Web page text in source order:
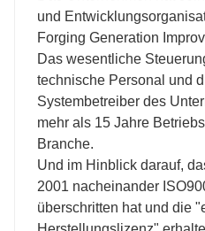
und
Forging Generation
Das wesentliche
technische Personal und
Systembetreiber des
mehr als 15 Jahre
Branche.
Und im Hinblick darauf,
2001 nacheinander
überschritten hat und die